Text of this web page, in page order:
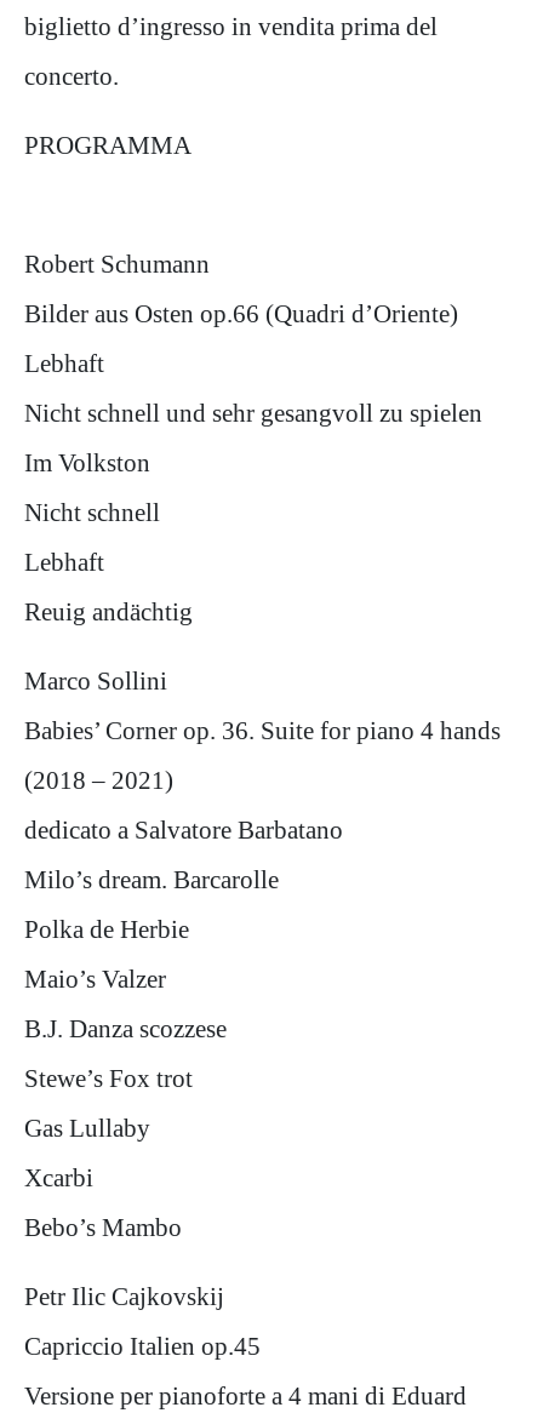
biglietto d’ingresso in vendita prima del
concerto.
PROGRAMMA
Robert Schumann
Bilder aus Osten op.66 (Quadri d’Oriente)
Lebhaft
Nicht schnell und sehr gesangvoll zu spielen
Im Volkston
Nicht schnell
Lebhaft
Reuig andächtig
Marco Sollini
Babies’ Corner op. 36. Suite for piano 4 hands
(2018 – 2021)
dedicato a Salvatore Barbatano
Milo’s dream. Barcarolle
Polka de Herbie
Maio’s Valzer
B.J. Danza scozzese
Stewe’s Fox trot
Gas Lullaby
Xcarbi
Bebo’s Mambo
Petr Ilic Cajkovskij
Capriccio Italien op.45
Versione per pianoforte a 4 mani di Eduard